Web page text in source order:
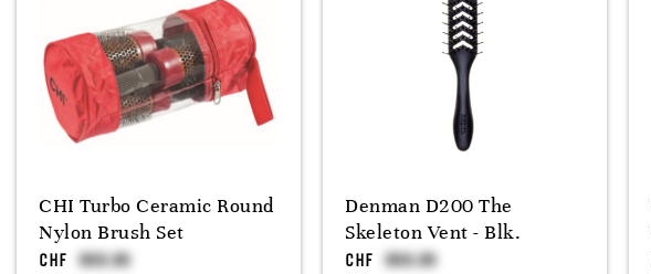
CHI Turbo Ceramic Round
Nylon Brush Set
CHF
Denman D200 The
Skeleton Vent - Blk.
CHF